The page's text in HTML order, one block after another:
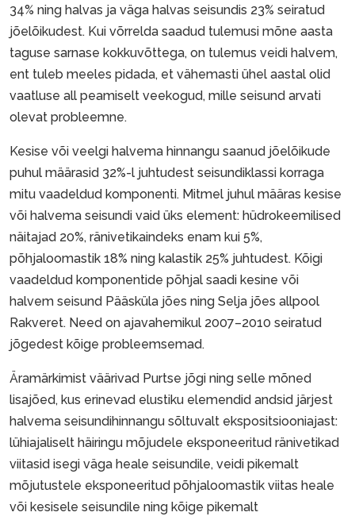
34% ning halvas ja väga halvas seisundis 23% seiratud
jõelõikudest. Kui võrrelda saadud tulemusi mõne aasta
taguse sarnase kokkuvõttega, on tulemus veidi halvem,
ent tuleb meeles pidada, et vähemasti ühel aastal olid
vaatluse all peamiselt veekogud, mille seisund arvati
olevat probleemne.
Kesise või veelgi halvema hinnangu saanud jõelõikude
puhul määrasid 32%-l juhtudest seisundiklassi korraga
mitu vaadeldud komponenti. Mitmel juhul määras kesise
või halvema seisundi vaid üks element: hüdrokeemilised
näitajad 20%, ränivetikaindeks enam kui 5%,
põhjaloomastik 18% ning kalastik 25% juhtudest. Kõigi
vaadeldud komponentide põhjal saadi kesine või
halvem seisund Pääsküla jões ning Selja jões allpool
Rakveret. Need on ajavahemikul 2007–2010 seiratud
jõgedest kõige probleemsemad.
Äramärkimist väärivad Purtse jõgi ning selle mõned
lisajõed, kus erinevad elustiku elemendid andsid järjest
halvema seisundihinnangu sõltuvalt ekspositsiooniajast:
lühiajaliselt häiringu mõjudele eksponeeritud ränivetikad
viitasid isegi väga heale seisundile, veidi pikemalt
mõjutustele eksponeeritud põhjaloomastik viitas heale
või kesisele seisundile ning kõige pikemalt